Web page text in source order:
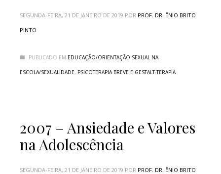
SEGUNDA-FEIRA, 21 DE JANEIRO DE 2019 POR PROF. DR. ÊNIO BRITO
PINTO
PUBLICADO EM EDUCAÇÃO/ORIENTAÇÃO SEXUAL NA
ESCOLA/SEXUALIDADE, PSICOTERAPIA BREVE E GESTALT-TERAPIA
2007 – Ansiedade e Valores
na Adolescência
SEGUNDA-FEIRA, 21 DE JANEIRO DE 2019 POR PROF. DR. ÊNIO BRITO